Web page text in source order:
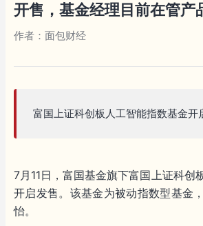
开售，基金经理目前在管产
作者：面包财经
富国上证科创板人工智能指数基金开
7月11日，富国基金旗下富国上证科创
开启发售。该基金为被动指数型基金
怡。